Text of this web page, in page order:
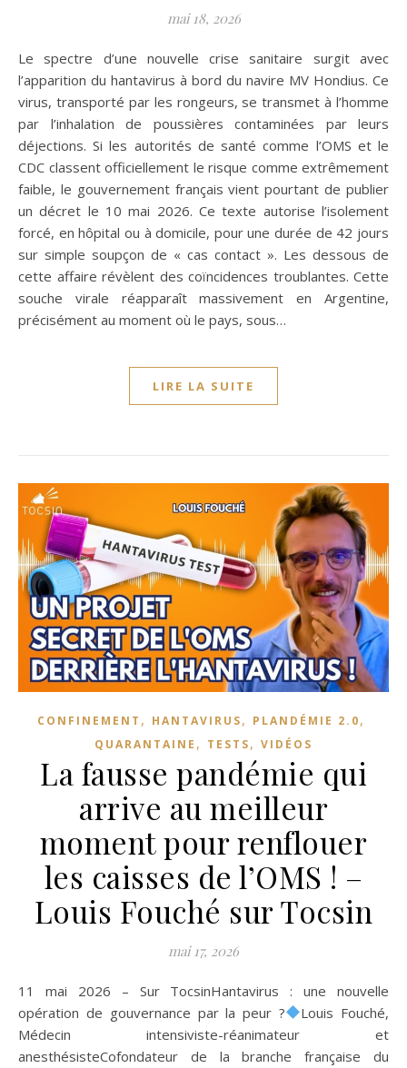
mai 18, 2026
Le spectre d’une nouvelle crise sanitaire surgit avec
l’apparition du hantavirus à bord du navire MV Hondius. Ce
virus, transporté par les rongeurs, se transmet à l’homme
par l’inhalation de poussières contaminées par leurs
déjections. Si les autorités de santé comme l’OMS et le
CDC classent officiellement le risque comme extrêmement
faible, le gouvernement français vient pourtant de publier
un décret le 10 mai 2026. Ce texte autorise l’isolement
forcé, en hôpital ou à domicile, pour une durée de 42 jours
sur simple soupçon de « cas contact ». Les dessous de
cette affaire révèlent des coïncidences troublantes. Cette
souche virale réapparaît massivement en Argentine,
précisément au moment où le pays, sous…
LIRE LA SUITE
CONFINEMENT , HANTAVIRUS, PLANDÉMIE 2.0,
QUARANTAINE , TESTS, VIDÉOS
La fausse pandémie qui
arrive au meilleur
moment pour renflouer
les caisses de l’OMS ! –
Louis Fouché sur Tocsin
mai 17, 2026
11 mai 2026 – Sur TocsinHantavirus : une nouvelle
opération de gouvernance par la peur ?
Louis Fouché,
Médecin intensiviste-réanimateur et
anesthésisteCofondateur de la branche française du